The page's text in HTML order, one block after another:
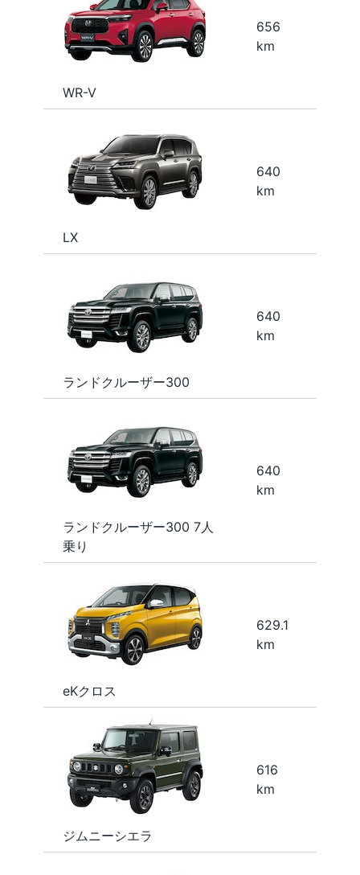
WR-V
656
km
LX
640
km
ランドクルーザー300
640
km
ランドクルーザー300 7人
乗り
640
km
eKクロス
629.1
km
ジムニーシエラ
616
km